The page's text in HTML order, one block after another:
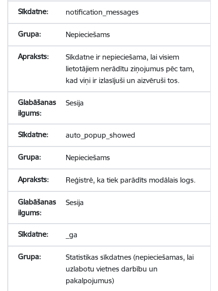
notification_messages
Nepieciešams
Sīkdatne ir nepieciešama, lai visiem
lietotājiem nerādītu ziņojumus pēc tam,
kad viņi ir izlasījuši un aizvēruši tos.
Sesija
auto_popup_showed
Nepieciešams
Reģistrē, ka tiek parādīts modālais logs.
Sesija
_ga
Statistikas sīkdatnes (nepieciešamas, lai
uzlabotu vietnes darbību un
pakalpojumus)